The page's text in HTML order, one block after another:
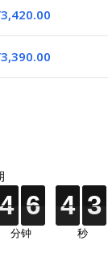
3,420.00
3,390.00
4
4
4
4 6
6
6
6
分钟
4
4
4
4 1
1
1
1
秒